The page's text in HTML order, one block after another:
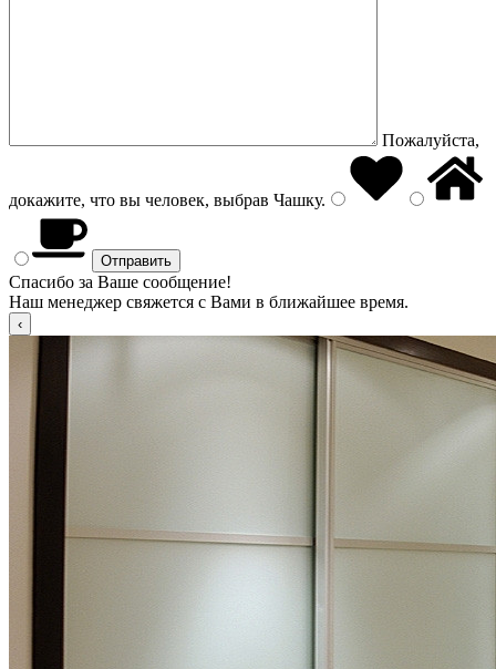
Пожалуйста,
докажите, что вы человек, выбрав Чашку.
Спасибо за Ваше сообщение!
Наш менеджер свяжется с Вами в ближайшее время.